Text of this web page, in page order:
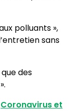
polluants »,
sans
des
».
Coronavirus et